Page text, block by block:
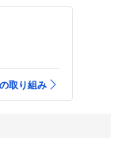
取り組み